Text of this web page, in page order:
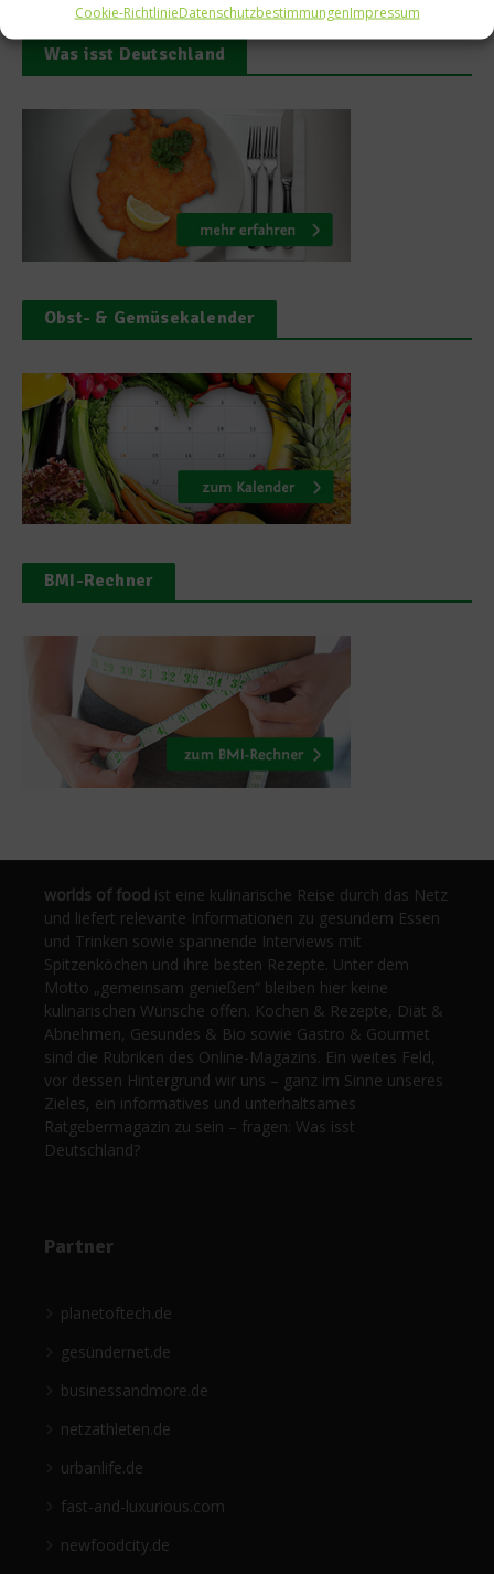
Cookie-RichtlinieDatenschutzbestimmungenImpressum
Was isst Deutschland
Obst- & Gemüsekalender
BMI-Rechner
worlds of food ist eine kulinarische Reise durch das Netz
und liefert relevante Informationen zu gesundem Essen
und Trinken sowie spannende Interviews mit
Spitzenköchen und ihre besten Rezepte. Unter dem
Motto „gemeinsam genießen“ bleiben hier keine
kulinarischen Wünsche offen. Kochen & Rezepte, Diät &
Abnehmen, Gesundes & Bio sowie Gastro & Gourmet
sind die Rubriken des Online-Magazins. Ein weites Feld,
vor dessen Hintergrund wir uns – ganz im Sinne unseres
Zieles, ein informatives und unterhaltsames
Ratgebermagazin zu sein – fragen: Was isst
Deutschland?
Partner
planetoftech.de
gesündernet.de
businessandmore.de
netzathleten.de
urbanlife.de
fast-and-luxurious.com
newfoodcity.de